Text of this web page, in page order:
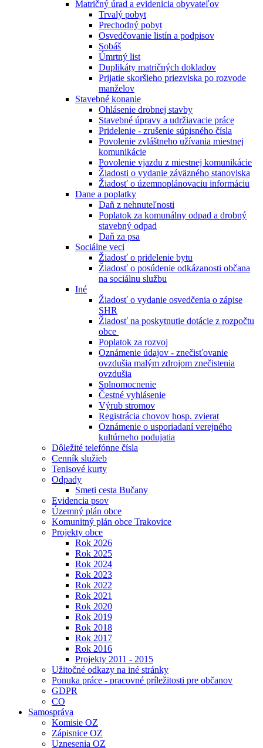
Matričný úrad a evidenicia obyvateľov
Trvalý pobyt
Prechodný pobyt
Osvedčovanie listín a podpisov
Sobáš
Úmrtný list
Duplikáty matričných dokladov
Prijatie skoršieho priezviska po rozvode
manželov
Stavebné konanie
Ohlásenie drobnej stavby
Stavebné úpravy a udržiavacie práce
Pridelenie - zrušenie súpisného čísla
Povolenie zvláštneho užívania miestnej
komunikácie
Povolenie vjazdu z miestnej komunikácie
Žiadosti o vydanie záväzného stanoviska
Žiadosť o územnoplánovaciu informáciu
Dane a poplatky
Daň z nehnuteľnosti
Poplatok za komunálny odpad a drobný
stavebný odpad
Daň za psa
Sociálne veci
Žiadosť o pridelenie bytu
Žiadosť o posúdenie odkázanosti občana
na sociálnu službu
Iné
Žiadosť o vydanie osvedčenia o zápise
SHR
Žiadosť na poskytnutie dotácie z rozpočtu
obce
Poplatok za rozvoj
Oznámenie údajov - znečisťovanie
ovzdušia malým zdrojom znečistenia
ovzdušia
Splnomocnenie
Čestné vyhlásenie
Výrub stromov
Registrácia chovov hosp. zvierat
Oznámenie o usporiadaní verejného
kultúrneho podujatia
Dôležité telefónne čísla
Cenník služieb
Tenisové kurty
Odpady
Smeti cesta Bučany
Evidencia psov
Územný plán obce
Komunitný plán obce Trakovice
Projekty obce
Rok 2026
Rok 2025
Rok 2024
Rok 2023
Rok 2022
Rok 2021
Rok 2020
Rok 2019
Rok 2018
Rok 2017
Rok 2016
Projekty 2011 - 2015
Užitočné odkazy na iné stránky
Ponuka práce - pracovné príležitosti pre občanov
GDPR
CO
Samospráva
Komisie OZ
Zápisnice OZ
Uznesenia OZ